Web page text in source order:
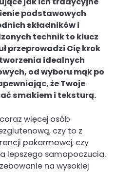
podstawowych
składników i
technik to klucz
przeprowadzi Cię krok
idealnych
od wyboru mąk po
że Twoje
smakiem i teksturą.
więcej osób
czy to z
pokarmowej, czy
lepszego samopoczucia.
na wysokiej